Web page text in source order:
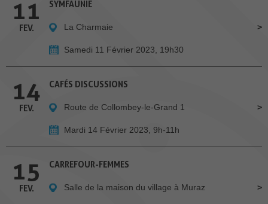
11
FEV.
SYMFAUNIE
La Charmaie
Samedi 11 Février 2023, 19h30
14
FEV.
CAFÉS DISCUSSIONS
Route de Collombey-le-Grand 1
Mardi 14 Février 2023, 9h-11h
15
FEV.
CARREFOUR-FEMMES
Salle de la maison du village à Muraz